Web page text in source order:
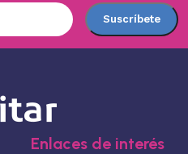
Enlaces de interés